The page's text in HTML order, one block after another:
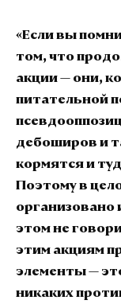
«Если вы
том, что
акции — они,
питательной
дебоширов и
кормятся и
Поэтому в
организовано
этом не
этим акциям
элементы —
никаких